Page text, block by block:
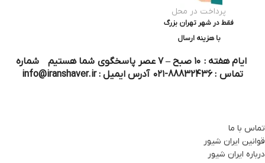
پرداخت در محل
فقط در شهر تهران بزرگ
با هزینه ارسال
ایام هفته : ۱۰ صبح – ۷ عصر پاسخگوی شما هستیم شماره
تماس : 88832436-۰۲۱ آدرس ایمیل : info@iranshaver.ir
تماس با ما
قوانین ایران شیور
درباره ایران شیور